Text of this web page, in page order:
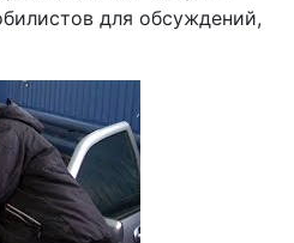
для обсуждений,